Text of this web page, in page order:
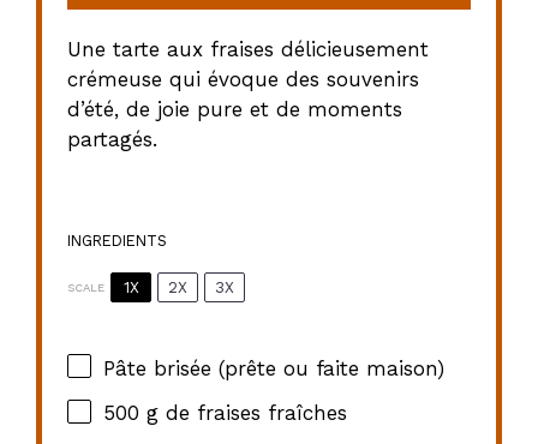
Une tarte aux fraises délicieusement
crémeuse qui évoque des souvenirs
d’été, de joie pure et de moments
partagés.
INGREDIENTS
SCALE 1X 2X 3X
Pâte brisée (prête ou faite maison)
500 g de fraises fraîches